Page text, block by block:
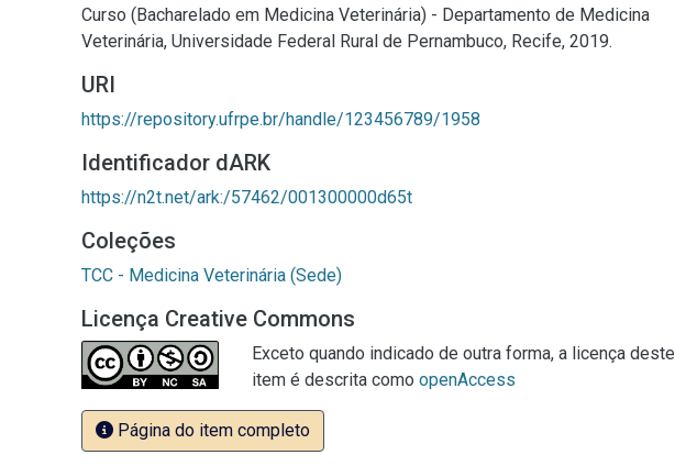
Curso (Bacharelado em Medicina Veterinária) - Departamento de Medicina
Veterinária, Universidade Federal Rural de Pernambuco, Recife, 2019.
URI
https://repository.ufrpe.br/handle/123456789/1958
Identificador dARK
https://n2t.net/ark:/57462/001300000d65t
Coleções
TCC - Medicina Veterinária (Sede)
Licença Creative Commons
Exceto quando indicado de outra forma, a licença deste
item é descrita como openAccess
Página do item completo